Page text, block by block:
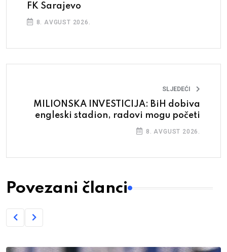
FK Sarajevo
8. AVGUST 2026.
SLJEDEĆI
MILIONSKA INVESTICIJA: BiH dobiva
engleski stadion, radovi mogu početi
8. AVGUST 2026.
Povezani članci